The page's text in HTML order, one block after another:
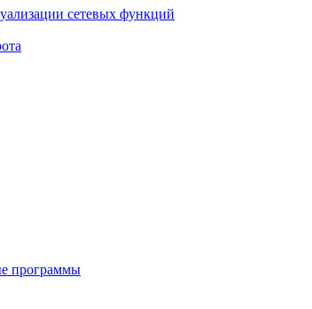
сетевых функций
программы